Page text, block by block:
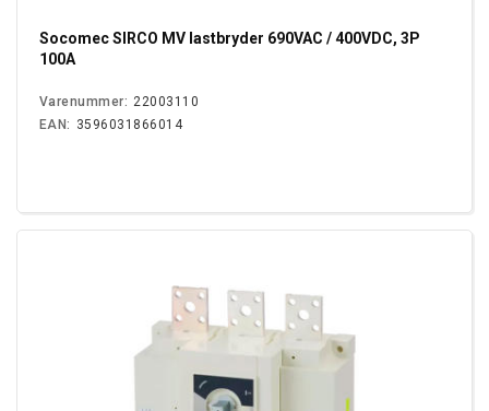
Socomec SIRCO MV lastbryder 690VAC / 400VDC, 3P
100A
Varenummer: 22003110
EAN: 3596031866014